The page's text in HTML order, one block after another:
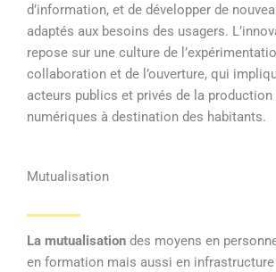
d’information, et de développer de
adaptés aux besoins des usagers.
repose sur une culture de
collaboration et de l’ouverture, qui
acteurs publics et privés de la production
numériques à destination des habitants.
Mutualisation
La mutualisation des moyens en
en formation mais aussi en